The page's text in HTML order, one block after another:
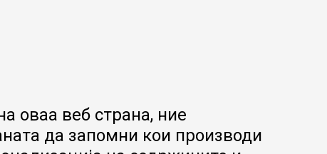
Product Finder
FAQs
оваа веб страна, ние
да запомни кои производи